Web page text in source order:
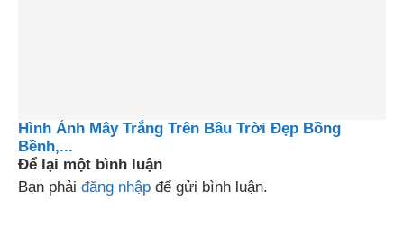
Hình Ảnh Mây Trắng Trên Bầu Trời Đẹp Bồng
Bềnh,...
Để lại một bình luận
Bạn phải đăng nhập để gửi bình luận.